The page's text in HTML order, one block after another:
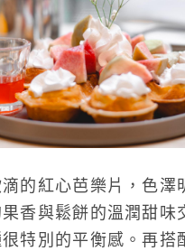
滴的紅心芭樂片，色澤
香與鬆餅的溫潤甜味
特別的平衡感。再搭